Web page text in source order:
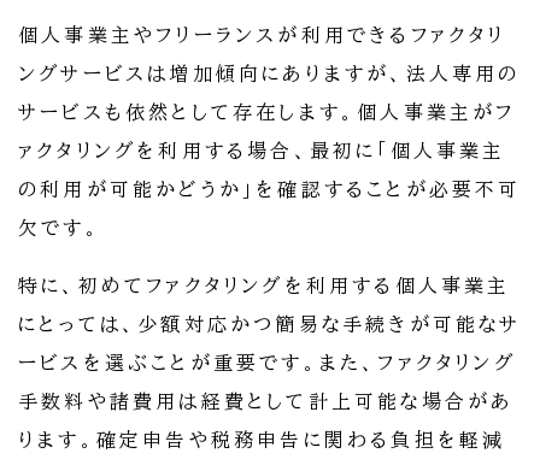
個人事業主やフリーランスが利用できるファクタリ
ングサービスは増加傾向にありますが、法人専用の
サービスも依然として存在します。個人事業主がフ
ァクタリングを利用する場合、最初に「個人事業主
の利用が可能かどうか」を確認することが必要不可
欠です。
特に、初めてファクタリングを利用する個人事業主
にとっては、少額対応かつ簡易な手続きが可能なサ
ービスを選ぶことが重要です。また、ファクタリング
手数料や諸費用は経費として計上可能な場合があ
ります。確定申告や税務申告に関わる負担を軽減